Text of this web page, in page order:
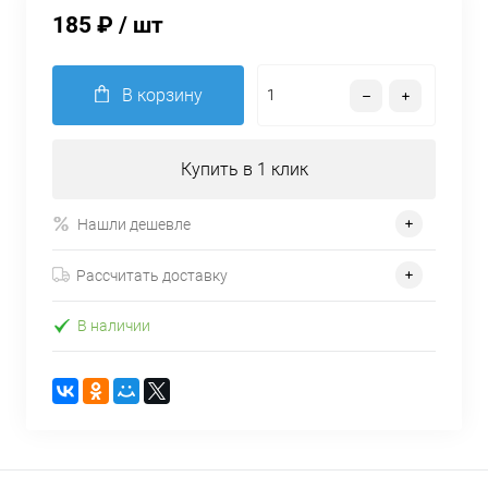
185 ₽ / шт
В корзину
Купить в 1 клик
Нашли дешевле
Рассчитать доставку
В наличии